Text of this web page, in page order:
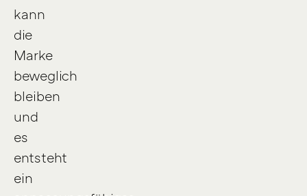
kann
die
Marke
beweglich
bleiben
und
es
entsteht
ein